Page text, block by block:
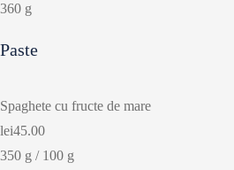
360 g
Paste
Spaghete cu fructe de mare
lei45.00
350 g / 100 g